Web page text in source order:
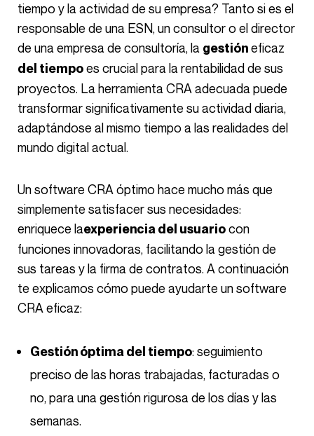
tiempo y la actividad de su empresa? Tanto si es el
responsable de una ESN, un consultor o el director
de una empresa de consultoría, la gestióneficaz
del tiempoes crucial para la rentabilidad de sus
proyectos. La herramienta CRA adecuada puede
transformar significativamente su actividad diaria,
adaptándose al mismo tiempo a las realidades del
mundo digital actual.
Un software CRA óptimo hace mucho más que
simplemente satisfacer sus necesidades:
enriquece laexperiencia del usuariocon
funciones innovadoras, facilitando la gestión de
sus tareas y la firma de contratos. A continuación
te explicamos cómo puede ayudarte un software
CRA eficaz:
Gestión óptima del tiempo: seguimiento
preciso de las horas trabajadas, facturadas o
no, para una gestión rigurosa de los días y las
semanas.